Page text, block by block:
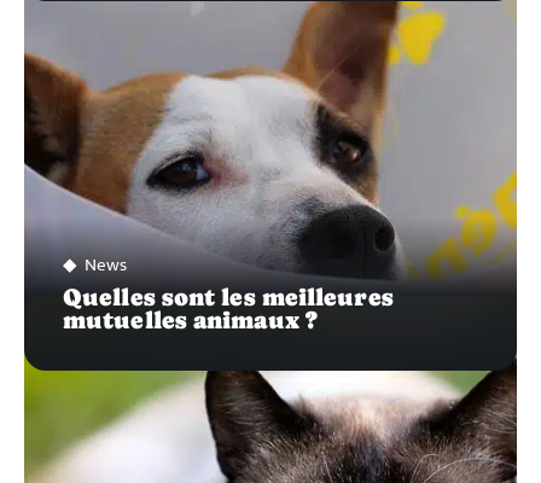
News
Quelles sont les meilleures
mutuelles animaux ?